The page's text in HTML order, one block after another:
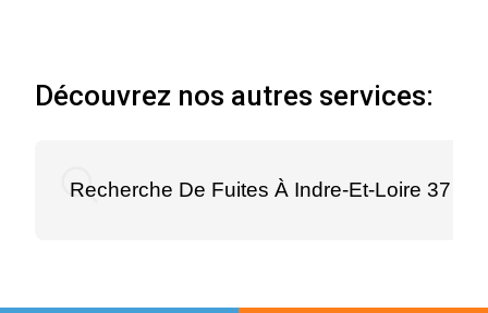
Découvrez nos autres services:
Recherche De Fuites À Indre-Et-Loire 37